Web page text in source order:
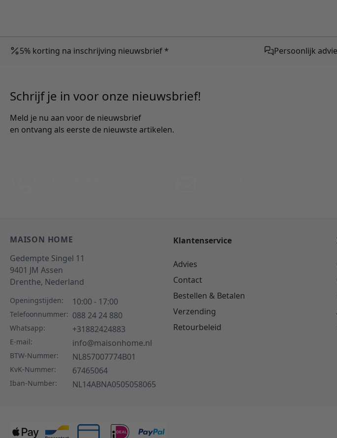
5% korting na inschrijving nieuwsbrief * Persoonlijk
Schrijf je in voor onze nieuwsbrief!
Meld je nu aan voor de nieuwsbrief
en ontvang als eerste de nieuwste artikelen.
MAISON HOME
Gedempte Singel 11
9401 JM Assen
Drenthe, Nederland
Openingstijden: 10:00 - 17:00
Telefoonnummer: 088 24 24 880
Whatsapp: +31882424883
E-mail: info@maisonhome.nl
BTW-Nummer: NL857007774B01
KvK-Nummer: 67465064
Iban-Number: NL14ABNA0505058065
Klantenservice
Advies
Contact
Bestellen & Betalen
Verzending
Retourbeleid